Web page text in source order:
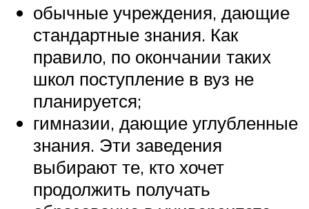
обычные учреждения, дающие
стандартные знания. Как
правило, по окончании таких
школ поступление в вуз не
планируется;
гимназии, дающие углубленные
знания. Эти заведения
выбирают те, кто хочет
продолжить получать